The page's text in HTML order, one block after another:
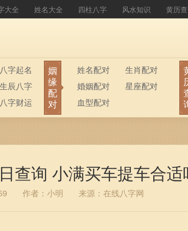
大全 姓名大全 四柱八字 风水知识 黄历
八字起名
生辰八字
八字财运
姻
缘
配
对
姓名配对
生肖配对
婚姻配对
星座配对
血型配对
查询 小满买车提车合适
作者：小明 来源：在线八字网